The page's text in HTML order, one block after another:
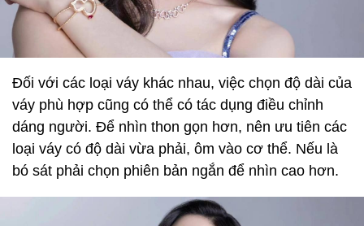
Đối với các loại váy khác nhau, việc chọn độ dài của
váy phù hợp cũng có thể có tác dụng điều chỉnh
dáng người. Để nhìn thon gọn hơn, nên ưu tiên các
loại váy có độ dài vừa phải, ôm vào cơ thể. Nếu là
bó sát phải chọn phiên bản ngắn để nhìn cao hơn.